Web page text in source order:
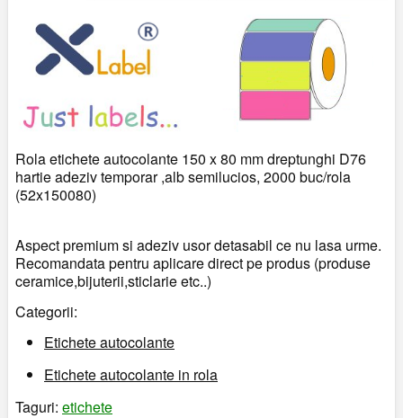
Rola etichete autocolante 150 x 80 mm dreptunghi D76
hartie adeziv temporar ,alb semilucios, 2000 buc/rola
(52x150080)
Aspect premium si adeziv usor detasabil ce nu lasa urme.
Recomandata pentru aplicare direct pe produs (produse
ceramice,bijuterii,sticlarie etc..)
Categorii:
Etichete autocolante
Etichete autocolante in rola
Taguri: etichete